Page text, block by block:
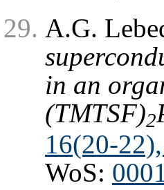
A.G.
in an
(TMTSF)2
16(20-
WoS: